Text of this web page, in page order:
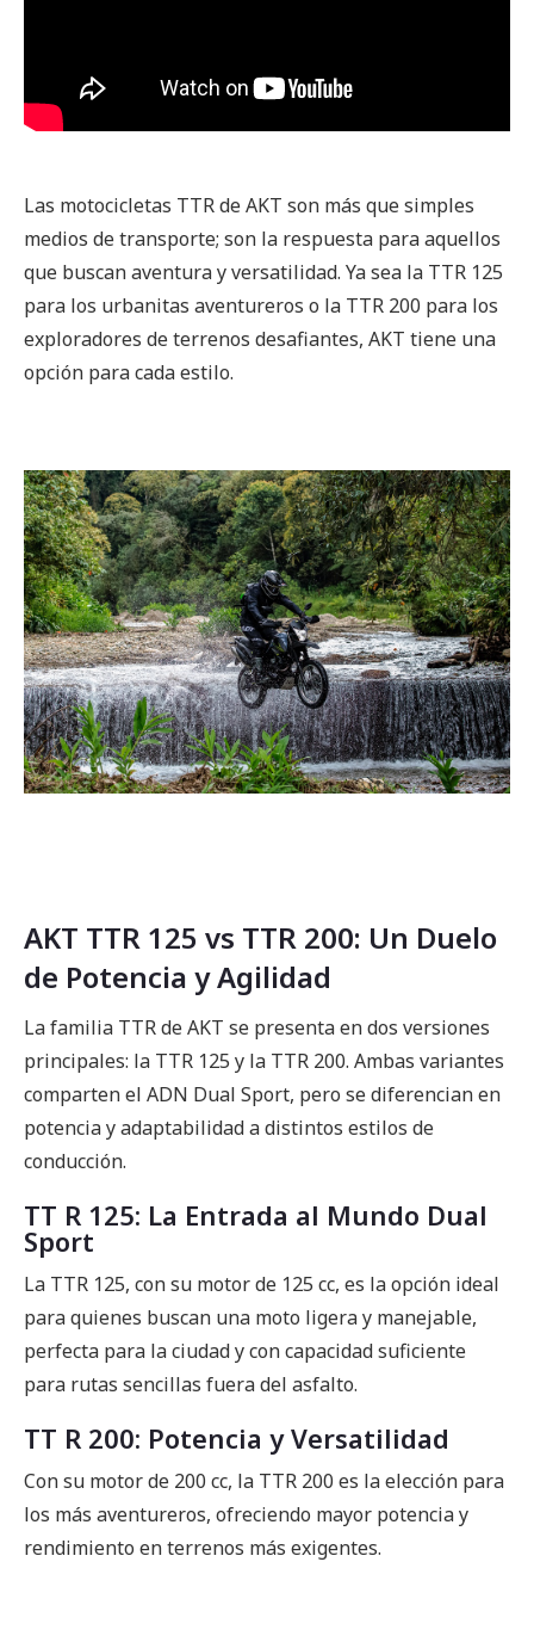
Las motocicletas TTR de AKT son más que simples
medios de transporte; son la respuesta para aquellos
que buscan aventura y versatilidad. Ya sea la TTR 125
para los urbanitas aventureros o la TTR 200 para los
exploradores de terrenos desafiantes, AKT tiene una
opción para cada estilo.
AKT TTR 125 vs TTR 200: Un Duelo
de Potencia y Agilidad
La familia TTR de AKT se presenta en dos versiones
principales: la TTR 125 y la TTR 200. Ambas variantes
comparten el ADN Dual Sport, pero se diferencian en
potencia y adaptabilidad a distintos estilos de
conducción.
TT R 125: La Entrada al Mundo Dual
Sport
La TTR 125, con su motor de 125 cc, es la opción ideal
para quienes buscan una moto ligera y manejable,
perfecta para la ciudad y con capacidad suficiente
para rutas sencillas fuera del asfalto.
TT R 200: Potencia y Versatilidad
Con su motor de 200 cc, la TTR 200 es la elección para
los más aventureros, ofreciendo mayor potencia y
rendimiento en terrenos más exigentes.